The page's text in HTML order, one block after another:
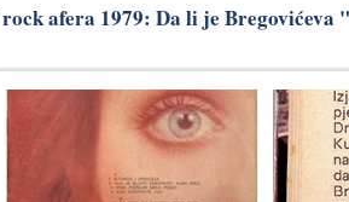
afera 1979: Da li je